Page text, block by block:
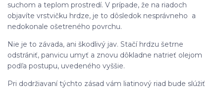
suchom a teplom prostredí. V prípade, že na riadoch
objavíte vrstvičku hrdze, je to dôsledok nesprávneho a
nedokonale ošetreného povrchu.
Nie je to závada, ani škodlivý jav. Stačí hrdzu šetrne
odstrániť, panvicu umyť a znovu dôkladne natrieť olejom
podľa postupu, uvedeného vyššie.
Pri dodržiavaní týchto zásad vám liatinový riad bude slúžiť